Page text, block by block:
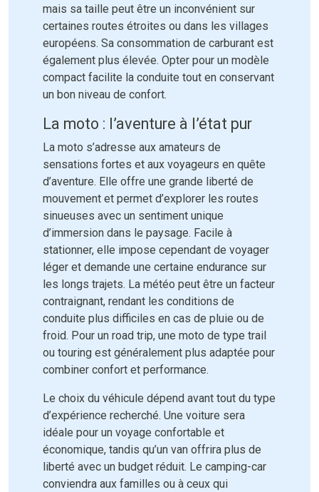
mais sa taille peut être un inconvénient sur
certaines routes étroites ou dans les villages
européens. Sa consommation de carburant est
également plus élevée. Opter pour un modèle
compact facilite la conduite tout en conservant
un bon niveau de confort.
La moto : l’aventure à l’état pur
La moto s’adresse aux amateurs de
sensations fortes et aux voyageurs en quête
d’aventure. Elle offre une grande liberté de
mouvement et permet d’explorer les routes
sinueuses avec un sentiment unique
d’immersion dans le paysage. Facile à
stationner, elle impose cependant de voyager
léger et demande une certaine endurance sur
les longs trajets. La météo peut être un facteur
contraignant, rendant les conditions de
conduite plus difficiles en cas de pluie ou de
froid. Pour un road trip, une moto de type trail
ou touring est généralement plus adaptée pour
combiner confort et performance.
Le choix du véhicule dépend avant tout du type
d’expérience recherché. Une voiture sera
idéale pour un voyage confortable et
économique, tandis qu’un van offrira plus de
liberté avec un budget réduit. Le camping-car
conviendra aux familles ou à ceux qui